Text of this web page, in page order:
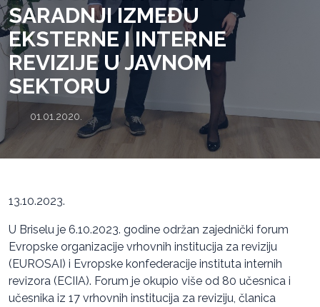
SARADNJI IZMEĐU
EKSTERNE I INTERNE
REVIZIJE U JAVNOM
SEKTORU
01.01.2020.
13.10.2023.
U Briselu je 6.10.2023. godine održan zajednički forum
Evropske organizacije vrhovnih institucija za reviziju
(EUROSAI) i Evropske konfederacije instituta internih
revizora (ECIIA). Forum je okupio više od 80 učesnica i
učesnika iz 17 vrhovnih institucija za reviziju, članica